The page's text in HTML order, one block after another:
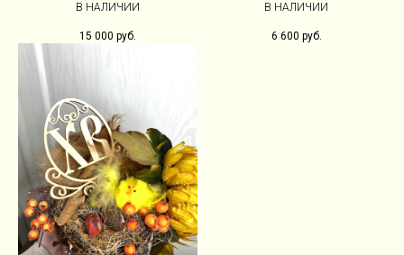
В НАЛИЧИИ
15 000 руб.
В НАЛИЧИИ
6 600 руб.